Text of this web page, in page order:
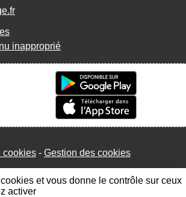
inapproprié
cookies Gestion des cookies
et vous donne le contrôle sur ceux
activer